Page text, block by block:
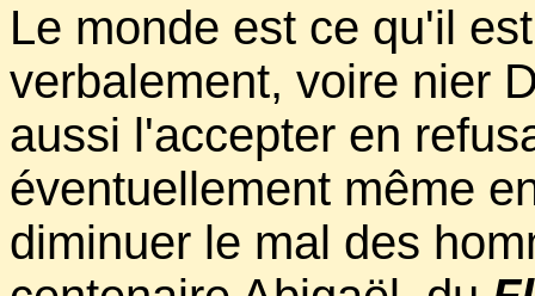
Le monde est ce qu'il
verbalement, voire nier
aussi l'accepter en
éventuellement même
diminuer le mal des